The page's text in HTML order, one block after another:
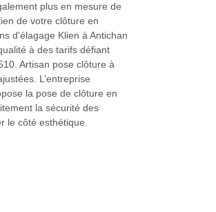
plus en mesure de
de votre clôture en
d'élagage Klien à Antichan
à des tarifs défiant
Artisan pose clôture à
L’entreprise
la pose de clôture en
la sécurité des
le côté esthétique.